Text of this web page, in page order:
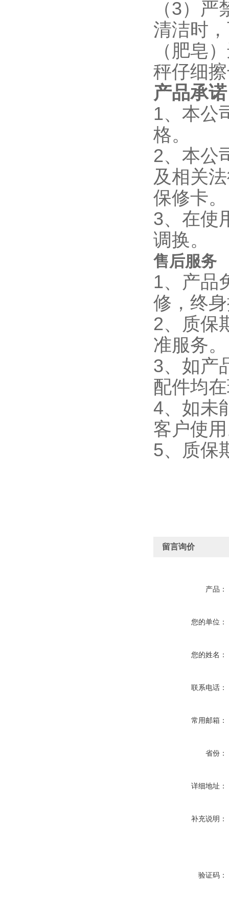
（3）
清洁时
（肥皂
秤仔细
产品承诺
1、本公
格。
2、本公
及相关
保修卡。
3、在使
调换。
售后服务
1、产品
修，终
2、质保
准
3、如产
配件均
4、如未
客户使
5、质保
留言询价
产品：
您的单位：
您的姓名：
联系电话：
常用邮箱：
省份：
详细地址：
补充说明：
验证码：